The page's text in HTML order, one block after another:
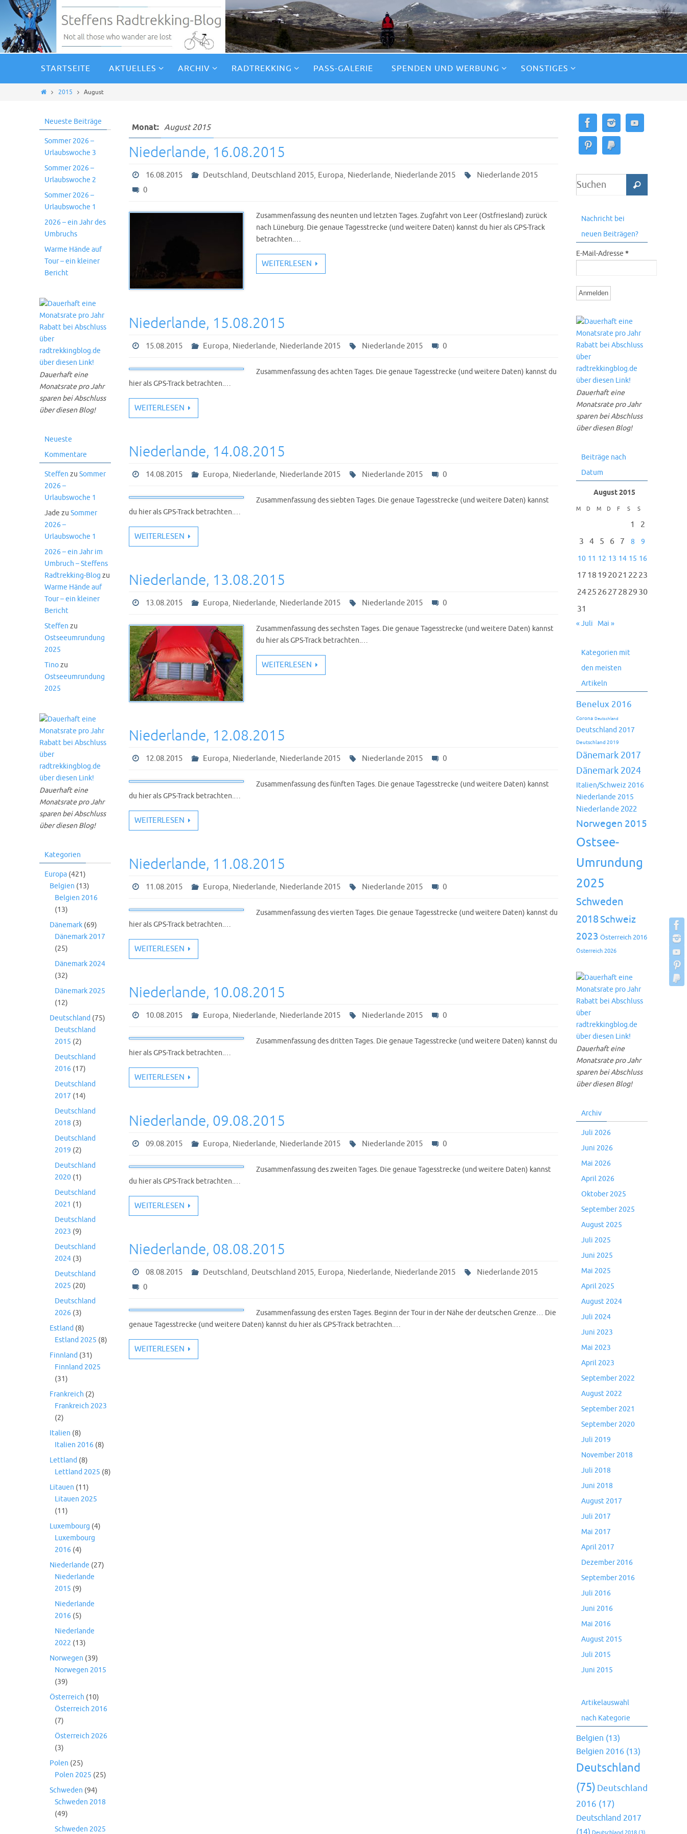
STARTSEITE AKTUELLES ARCHIV RADTREKKING PASS-GALERIE SPENDEN UND WERBUNG SONSTIGES
2015 August
Monat: August 2015
Niederlande, 16.08.2015
16.08.2015 Deutschland, Deutschland 2015, Europa, Niederlande, Niederlande 2015
Niederlande 2015
0
Zusammenfassung des neunten und letzten Tages. Zugfahrt von Leer (Ostfriesland) zurück
nach Lüneburg. Die genaue Tagesstrecke (und weitere Daten) kannst du hier als GPS-Track
betrachten.…
WEITERLESEN
Niederlande, 15.08.2015
15.08.2015 Europa, Niederlande, Niederlande 2015 Niederlande 2015 0
Zusammenfassung des achten Tages. Die genaue Tagesstrecke (und weitere Daten) kannst du
hier als GPS-Track betrachten.…
WEITERLESEN
Niederlande, 14.08.2015
14.08.2015 Europa, Niederlande, Niederlande 2015 Niederlande 2015 0
Zusammenfassung des siebten Tages. Die genaue Tagesstrecke (und weitere Daten) kannst
du hier als GPS-Track betrachten.…
WEITERLESEN
Niederlande, 13.08.2015
13.08.2015 Europa, Niederlande, Niederlande 2015 Niederlande 2015 0
Zusammenfassung des sechsten Tages. Die genaue Tagesstrecke (und weitere Daten) kannst
du hier als GPS-Track betrachten.…
WEITERLESEN
Niederlande, 12.08.2015
12.08.2015 Europa, Niederlande, Niederlande 2015 Niederlande 2015 0
Zusammenfassung des fünften Tages. Die genaue Tagesstrecke (und weitere Daten) kannst
du hier als GPS-Track betrachten.…
WEITERLESEN
Niederlande, 11.08.2015
11.08.2015 Europa, Niederlande, Niederlande 2015 Niederlande 2015 0
Zusammenfassung des vierten Tages. Die genaue Tagesstrecke (und weitere Daten) kannst du
hier als GPS-Track betrachten.…
WEITERLESEN
Niederlande, 10.08.2015
10.08.2015 Europa, Niederlande, Niederlande 2015 Niederlande 2015 0
Zusammenfassung des dritten Tages. Die genaue Tagesstrecke (und weitere Daten) kannst du
hier als GPS-Track betrachten.…
WEITERLESEN
Niederlande, 09.08.2015
09.08.2015 Europa, Niederlande, Niederlande 2015 Niederlande 2015 0
Zusammenfassung des zweiten Tages. Die genaue Tagesstrecke (und weitere Daten) kannst
du hier als GPS-Track betrachten.…
WEITERLESEN
Niederlande, 08.08.2015
08.08.2015 Deutschland, Deutschland 2015, Europa, Niederlande, Niederlande 2015
Niederlande 2015
0
Zusammenfassung des ersten Tages. Beginn der Tour in der Nähe der deutschen Grenze… Die
genaue Tagesstrecke (und weitere Daten) kannst du hier als GPS-Track betrachten.…
WEITERLESEN
Neueste Beiträge
Sommer 2026 –
Urlaubswoche 3
Sommer 2026 –
Urlaubswoche 2
Sommer 2026 –
Urlaubswoche 1
2026 – ein Jahr des
Umbruchs
Warme Hände auf
Tour – ein kleiner
Bericht
Dauerhaft eine
Monatsrate pro Jahr
sparen bei Abschluss
über diesen Blog!
Neueste
Kommentare
Steffen zu Sommer
2026 –
Urlaubswoche 1
Jade zu Sommer
2026 –
Urlaubswoche 1
2026 – ein Jahr im
Umbruch – Steffens
Radtrekking-Blog zu
Warme Hände auf
Tour – ein kleiner
Bericht
Steffen zu
Ostseeumrundung
2025
Tinozu
Ostseeumrundung
2025
Dauerhaft eine
Monatsrate pro Jahr
sparen bei Abschluss
über diesen Blog!
Kategorien
Europa (421)
Belgien (13)
Belgien 2016
(13)
Dänemark (69)
Dänemark 2017
(25)
Dänemark 2024
(32)
Dänemark 2025
(12)
Deutschland (75)
Deutschland
2015 (2)
Deutschland
2016 (17)
Deutschland
2017 (14)
Deutschland
2018 (3)
Deutschland
2019 (2)
Deutschland
2020 (1)
Deutschland
2021 (1)
Deutschland
2023 (9)
Deutschland
2024 (3)
Deutschland
2025 (20)
Deutschland
2026 (3)
Estland (8)
Estland 2025 (8)
Finnland (31)
Finnland 2025
(31)
Frankreich (2)
Frankreich 2023
(2)
Italien (8)
Italien 2016 (8)
Lettland (8)
Lettland 2025 (8)
Litauen (11)
Litauen 2025
(11)
Luxembourg (4)
Luxembourg
2016 (4)
Niederlande (27)
Niederlande
2015 (9)
Niederlande
2016 (5)
Niederlande
2022 (13)
Norwegen (39)
Norwegen 2015
(39)
Österreich (10)
Österreich 2016
(7)
Österreich 2026
(3)
Polen (25)
Polen 2025 (25)
Schweden (94)
Schweden 2018
(49)
Schweden 2025
Nachricht bei
neuen Beiträgen?
E-Mail-Adresse *
Dauerhaft eine
Monatsrate pro Jahr
sparen bei Abschluss
über diesen Blog!
Beiträge nach
Datum
August 2015
M D M D F S S
1
2
3 4 5 6 7 8
9
10 11 12 13 14 15 16
17 18 19 2021 22 23
2425 2627 28 29 30
31
« Juli Mai »
Kategorien mit
den meisten
Artikeln
Benelux 2016
Corona Deutschland
Deutschland 2017
Deutschland 2019
Dänemark 2017
Dänemark 2024
Italien/Schweiz 2016
Niederlande 2015
Niederlande 2022
Norwegen 2015
Ostsee-
Umrundung
2025
Schweden
2018Schweiz
2023 Österreich 2016
Österreich 2026
Dauerhaft eine
Monatsrate pro Jahr
sparen bei Abschluss
über diesen Blog!
Archiv
Juli 2026
Juni 2026
Mai 2026
April 2026
Oktober 2025
September 2025
August 2025
Juli 2025
Juni 2025
Mai 2025
April 2025
August 2024
Juli 2024
Juni 2023
Mai 2023
April 2023
September 2022
August 2022
September 2021
September 2020
Juli 2019
November 2018
Juli 2018
Juni 2018
August 2017
Juli 2017
Mai 2017
April 2017
Dezember 2016
September 2016
Juli 2016
Juni 2016
Mai 2016
August 2015
Juli 2015
Juni 2015
Artikelauswahl
nach Kategorie
Belgien (13)
Belgien 2016 (13)
Deutschland
(75) Deutschland
2016 (17)
Deutschland 2017